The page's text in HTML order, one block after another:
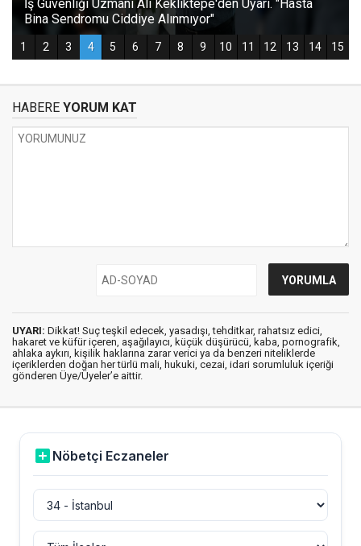
HABERE YORUM KAT
UYARI: Dikkat! Suç teşkil edecek, yasadışı, tehditkar, rahatsız edici,
hakaret ve küfür içeren, aşağılayıcı, küçük düşürücü, kaba, pornografik,
ahlaka aykırı, kişilik haklarına zarar verici ya da benzeri niteliklerde
içeriklerden doğan her türlü mali, hukuki, cezai, idari sorumluluk içeriği
gönderen Üye/Üyeler’e aittir.